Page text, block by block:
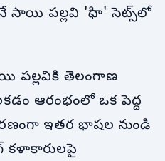
సాయి పల్లవి 'ఫిదా' సెట్స్‌లో
పల్లవికి తెలంగాణ
ఆరంభంలో ఒక పెద్ద
ఇతర భాషల నుండి
కళాకారులపై